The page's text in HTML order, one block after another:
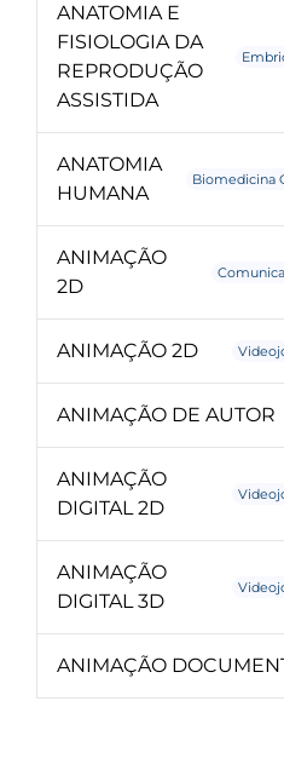
ANATOMIA E
FISIOLOGIA DA
REPRODUÇÃO
ASSISTIDA
ANATOMIA
HUMANA
Biomedicina
ANIMAÇÃO
2D
ANIMAÇÃO 2D
ANIMAÇÃO DE AUTOR
ANIMAÇÃO
DIGITAL 2D
ANIMAÇÃO
DIGITAL 3D
ANIMAÇÃO